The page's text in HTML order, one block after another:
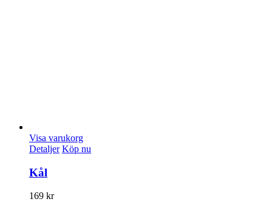
Visa varukorg
Detaljer Köp nu
Kål
169 kr